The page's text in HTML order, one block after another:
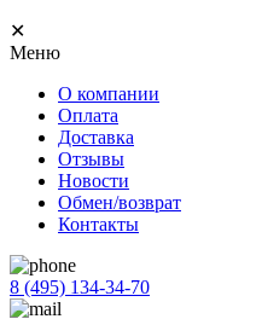
✕
Меню
О компании
Оплата
Доставка
Отзывы
Новости
Обмен/возврат
Контакты
8 (495) 134-34-70